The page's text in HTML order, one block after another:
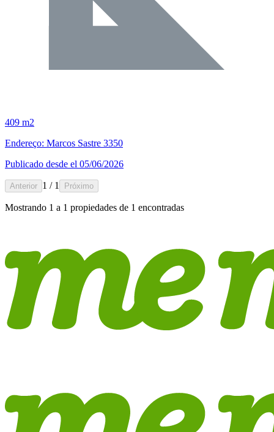
409 m2
Endereço: Marcos Sastre 3350
Publicado desde el 05/06/2026
Anterior 1 / 1 Próximo
Mostrando 1 a 1 propiedades de 1 encontradas